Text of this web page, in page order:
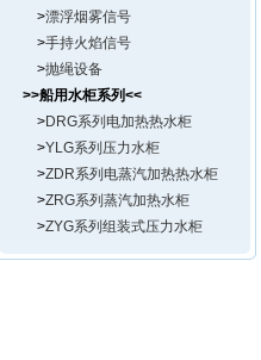
>漂浮烟雾信号
>手持火焰信号
>抛绳设备
>>船用水柜系列<<
>DRG系列电加热热水柜
>YLG系列压力水柜
>ZDR系列电蒸汽加热热水柜
>ZRG系列蒸汽加热水柜
>ZYG系列组装式压力水柜